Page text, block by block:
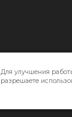
Для улучшения
разрешаете